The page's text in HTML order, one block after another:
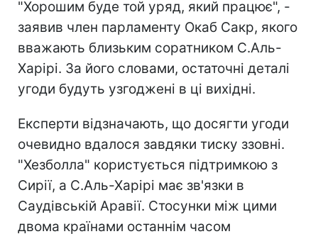
"Хорошим буде той уряд, який працює", -
заявив член парламенту Окаб Сакр, якого
вважають близьким соратником С.Аль-
Харірі. За його словами, остаточні деталі
угоди будуть узгоджені в ці вихідні.
Експерти відзначають, що досягти угоди
очевидно вдалося завдяки тиску ззовні.
"Хезболла" користується підтримкою з
Сирії, а С.Аль-Харірі має зв'язки в
Саудівській Аравії. Стосунки між цими
двома країнами останнім часом